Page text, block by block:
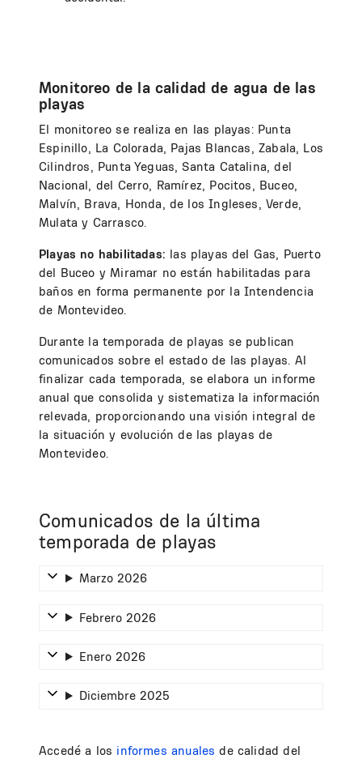
Monitoreo de la calidad de agua de las
playas
El monitoreo se realiza en las playas: Punta
Espinillo, La Colorada, Pajas Blancas, Zabala, Los
Cilindros, Punta Yeguas, Santa Catalina, del
Nacional, del Cerro, Ramírez, Pocitos, Buceo,
Malvín, Brava, Honda, de los Ingleses, Verde,
Mulata y Carrasco.
Playas no habilitadas: las playas del Gas, Puerto
del Buceo y Miramar no están habilitadas para
baños en forma permanente por la Intendencia
de Montevideo.
Durante la temporada de playas se publican
comunicados sobre el estado de las playas. Al
finalizar cada temporada, se elabora un informe
anual que consolida y sistematiza la información
relevada, proporcionando una visión integral de
la situación y evolución de las playas de
Montevideo.
Comunicados de la última
temporada de playas
Marzo 2026
Febrero 2026
Enero 2026
Diciembre 2025
Accedé a los informes anuales de calidad del